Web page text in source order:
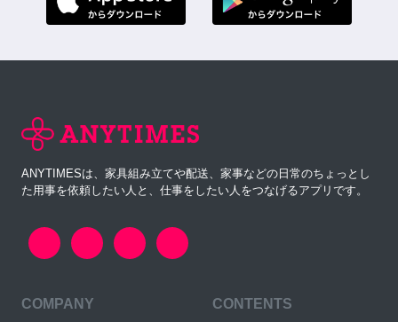
ANYTIMESは、家具組み立てや配送、家事などの日常のちょっとし
た用事を依頼したい人と、仕事をしたい人をつなげるアプリです。
COMPANY CONTENTS